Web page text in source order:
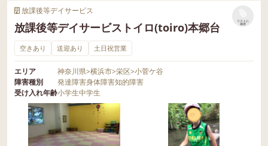
放課後等デイサービス
放課後等デイサービストイロ(toiro)本郷台
リストに
保存
空きあり 送迎あり 土日祝営業
エリア 神奈川県>横浜市>栄区>小菅ケ谷
障害種別
発達障害身体障害知的障害
受け入れ年齢小学生中学生